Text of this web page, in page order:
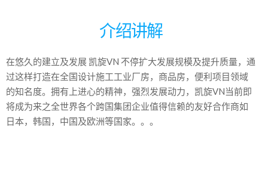
介绍讲解
在悠久的建立及发展 凯旋VN 不停扩大发展规模及提升质量，通
过这样打造在全国设计施工工业厂房，商品房，便利项目领域
的知名度。拥有上进心的精神，强烈发展动力，凯旋VN当前即
将成为来之全世界各个跨国集团企业值得信赖的友好合作商如
日本，韩国，中国及欧洲等国家。。。